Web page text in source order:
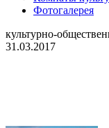
Фотогалерея
культурно-
31.03.2017